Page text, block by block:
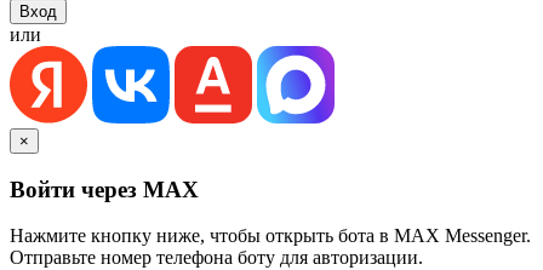
или
×
Войти через MAX
Нажмите кнопку ниже, чтобы открыть бота в MAX Messenger.
Отправьте номер телефона боту для авторизации.